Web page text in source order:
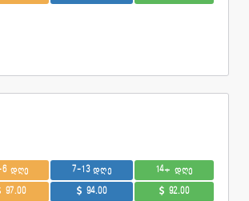
6 დღე 7-13 დღე 14+ დღე
97.00 94.00 92.00